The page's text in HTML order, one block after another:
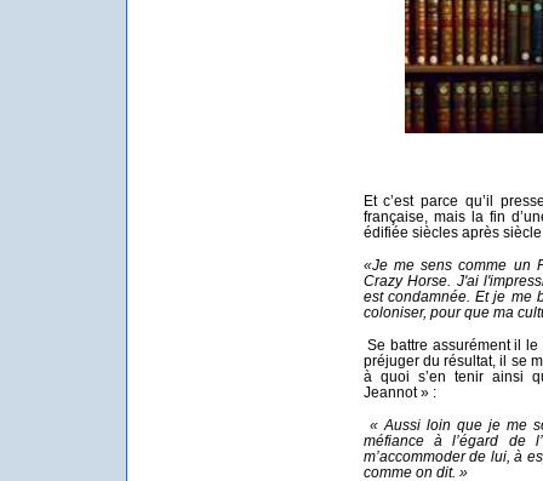
Et c’est parce qu’il
française, mais la fin
édifiée siècles après siècle
«Je me sens comme un
Crazy Horse. J'ai
est condamnée. Et je me
coloniser, pour que ma
Se battre assurément il
préjuger du résultat, il se
à quoi s’en tenir ainsi
Jeannot » :
« Aussi loin que je me
méfiance à l’égard de
m’accommoder de lui, à
comme on dit. »